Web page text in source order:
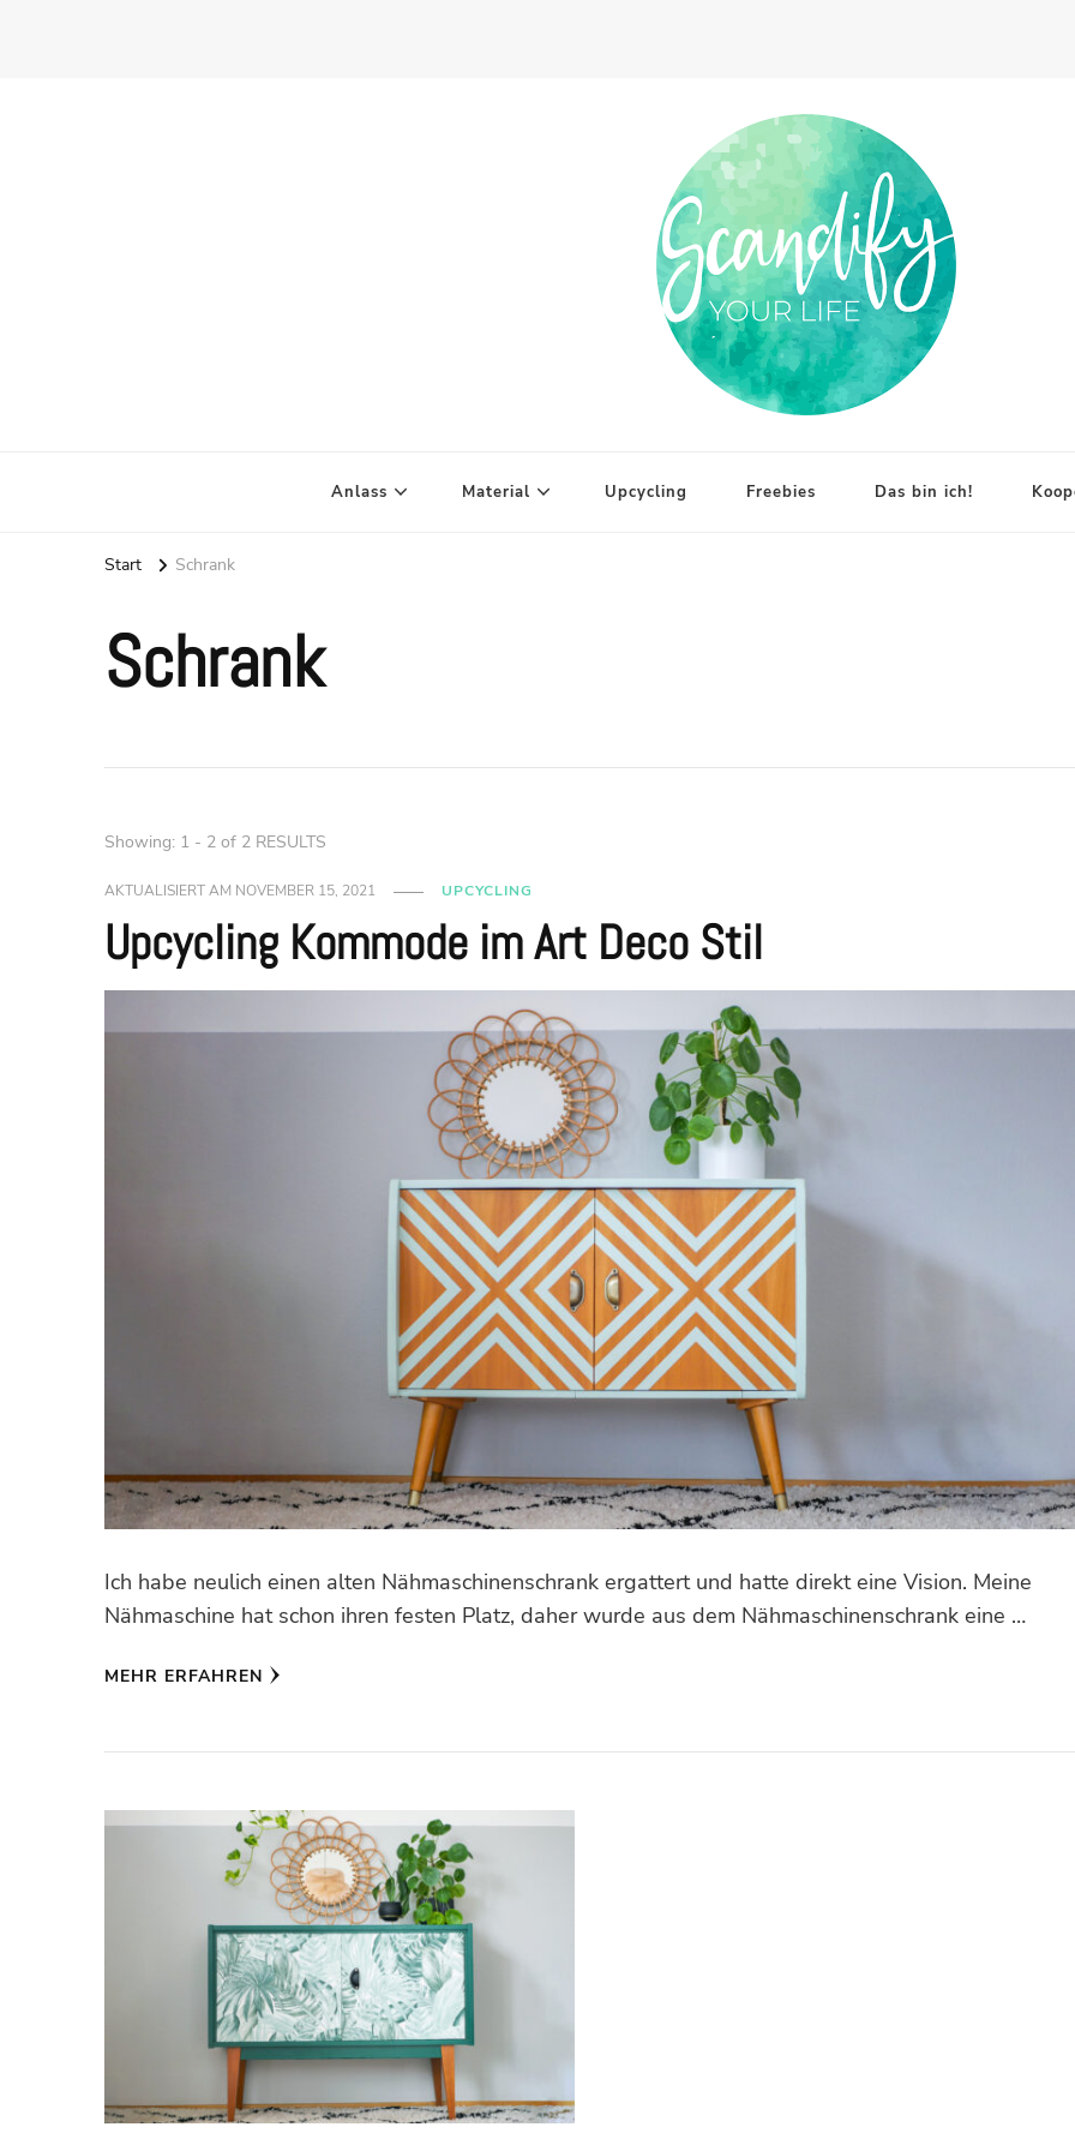
Anlass Material Upcycling Freebies Das bin ich!
Start Schrank
Schrank
Showing: 1 - 2 of 2 RESULTS
AKTUALISIERT AM NOVEMBER 15, 2021 UPCYCLING
Upcycling Kommode im Art Deco Stil
Ich habe neulich einen alten Nähmaschinenschrank ergattert und hatte direkt eine Vision. Meine
Nähmaschine hat schon ihren festen Platz, daher wurde aus dem Nähmaschinenschrank eine …
MEHR ERFAHREN